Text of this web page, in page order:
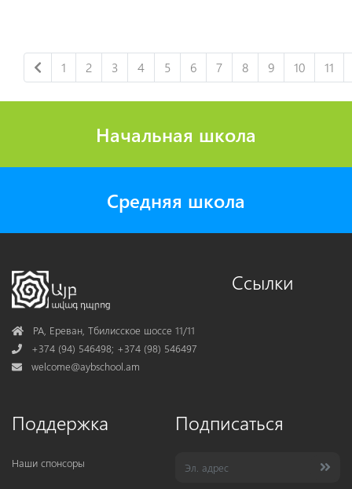
1 2 3 4 5 6 7 8 9 10 11
Начальная школа
Средняя школа
AddressРА, Ереван, Тбилисское шоссе 11/11
Phone+374 (94) 546498; +374 (98) 546497
Mail
welcome@aybschool.am
Ссылки
Поддержка
Наши спонсоры
Подписаться